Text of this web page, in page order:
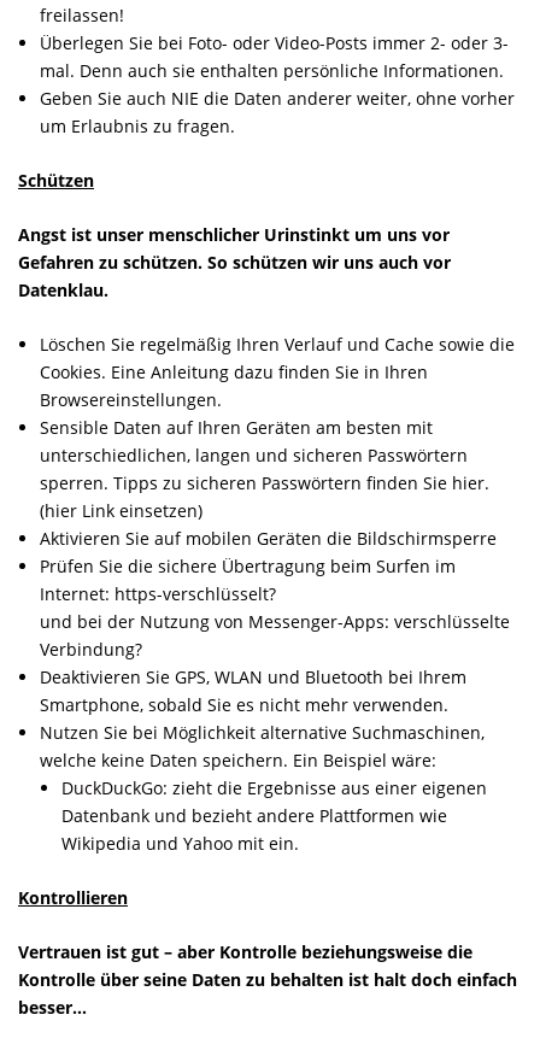
freilassen!
Überlegen Sie bei Foto- oder Video-Posts immer 2- oder 3-
mal. Denn auch sie enthalten persönliche Informationen.
Geben Sie auch NIE die Daten anderer weiter, ohne vorher
um Erlaubnis zu fragen.
Schützen
Angst ist unser menschlicher Urinstinkt um uns vor
Gefahren zu schützen. So schützen wir uns auch vor
Datenklau.
Löschen Sie regelmäßig Ihren Verlauf und Cache sowie die
Cookies. Eine Anleitung dazu finden Sie in Ihren
Browsereinstellungen.
Sensible Daten auf Ihren Geräten am besten mit
unterschiedlichen, langen und sicheren Passwörtern
sperren. Tipps zu sicheren Passwörtern finden Sie hier.
(hier Link einsetzen)
Aktivieren Sie auf mobilen Geräten die Bildschirmsperre
Prüfen Sie die sichere Übertragung beim Surfen im
Internet: https-verschlüsselt?
und bei der Nutzung von Messenger-Apps: verschlüsselte
Verbindung?
Deaktivieren Sie GPS, WLAN und Bluetooth bei Ihrem
Smartphone, sobald Sie es nicht mehr verwenden.
Nutzen Sie bei Möglichkeit alternative Suchmaschinen,
welche keine Daten speichern. Ein Beispiel wäre:
DuckDuckGo: zieht die Ergebnisse aus einer eigenen
Datenbank und bezieht andere Plattformen wie
Wikipedia und Yahoo mit ein.
Kontrollieren
Vertrauen ist gut – aber Kontrolle beziehungsweise die
Kontrolle über seine Daten zu behalten ist halt doch einfach
besser…